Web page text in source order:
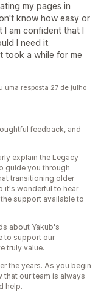
my pages in
know how easy or
am confident that I
I need it.
took a while for me
uma resposta 27 de julho
feedback, and
explain the Legacy
guide you through
transitioning older
it's wonderful to hear
support available to
about Yakub's
to support our
truly value.
the years. As you begin
that our team is always
help.